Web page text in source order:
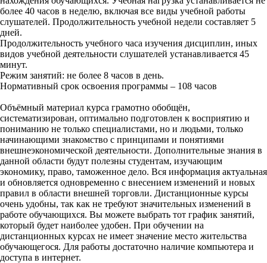
более 40 часов в неделю, включая все виды учебной работы
слушателей. Продолжительность учебной недели составляет 5
дней.
Продолжительность учебного часа изучения дисциплин, иных
видов учебной деятельности слушателей устанавливается 45
минут.
Режим занятий: не более 8 часов в день.
Нормативный срок освоения программы – 108 часов
Объёмный материал курса грамотно обобщён,
систематизирован, оптимально подготовлен к восприятию и
пониманию не только специалистами, но и людьми, только
начинающими знакомство с принципами и понятиями
внешнеэкономической деятельности. Дополнительные знания в
данной области будут полезны студентам, изучающим
экономику, право, таможенное дело. Вся информация актуальная
и обновляется одновременно с внесением изменений и новых
правил в области внешней торговли. Дистанционные курсы
очень удобны, так как не требуют значительных изменений в
работе обучающихся. Вы можете выбрать тот график занятий,
который будет наиболее удобен. При обучении на
дистанционных курсах не имеет значение место жительства
обучающегося. Для работы достаточно наличие компьютера и
доступа в интернет.